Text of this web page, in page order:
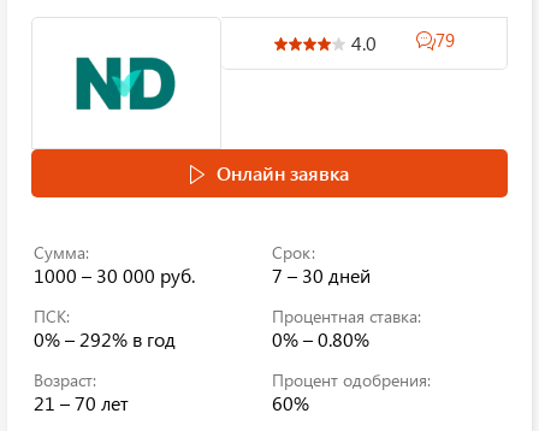
4.0 79
Онлайн заявка
Сумма:
1000 – 30 000 руб.
Срок:
7 – 30 дней
ПСК:
0% – 292% в год
Процентная ставка:
0% – 0.80%
Возраст:
21 – 70 лет
Процент одобрения:
60%